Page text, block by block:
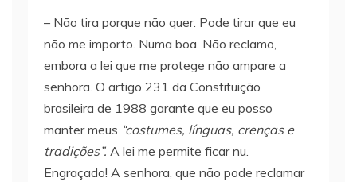
– Não tira porque não quer. Pode tirar que eu
não me importo. Numa boa. Não reclamo,
embora a lei que me protege não ampare a
senhora. O artigo 231 da Constituição
brasileira de 1988 garante que eu posso
manter meus “costumes, línguas, crenças e
tradições”. A lei me permite ficar nu.
Engraçado! A senhora, que não pode reclamar